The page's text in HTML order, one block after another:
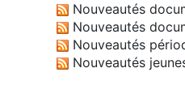
Nouveautés
Nouveautés
Nouveautés
Nouveautés